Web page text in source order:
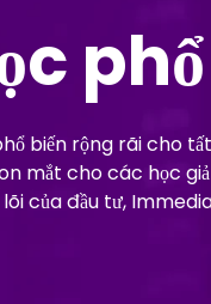
biến rộng rãi cho tất
mắt cho các học
của đầu tư,